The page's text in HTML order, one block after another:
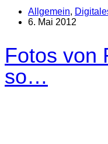
Allgemein,
6. Mai 2012
Fotos von
so…